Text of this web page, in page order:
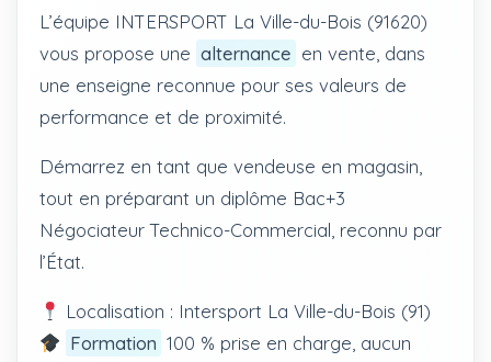
L’équipe INTERSPORT La Ville-du-Bois (91620)
vous propose une alternance en vente, dans
une enseigne reconnue pour ses valeurs de
performance et de proximité.
Démarrez en tant que vendeuse en magasin,
tout en préparant un diplôme Bac+3
Négociateur Technico-Commercial, reconnu par
l’État.
Localisation : Intersport La Ville-du-Bois (91)
Formation 100 % prise en charge, aucun